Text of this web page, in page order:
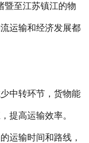
暨至江苏镇江的物
运输和经济发展都
中转环节，货物能
提高运输效率。
运输时间和路线，